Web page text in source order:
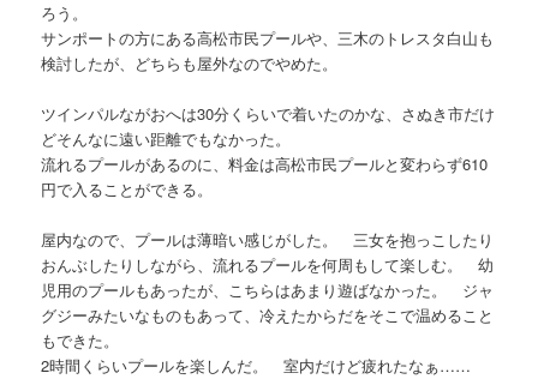
ろう。
サンポートの方にある高松市民プールや、三木のトレスタ白山も
検討したが、どちらも屋外なのでやめた。
ツインパルながおへは30分くらいで着いたのかな、さぬき市だけ
どそんなに遠い距離でもなかった。
流れるプールがあるのに、料金は高松市民プールと変わらず610
円で入ることができる。
屋内なので、プールは薄暗い感じがした。 三女を抱っこしたり
おんぶしたりしながら、流れるプールを何周もして楽しむ。 幼
児用のプールもあったが、こちらはあまり遊ばなかった。 ジャ
グジーみたいなものもあって、冷えたからだをそこで温めること
もできた。
2時間くらいプールを楽しんだ。 室内だけど疲れたなぁ……